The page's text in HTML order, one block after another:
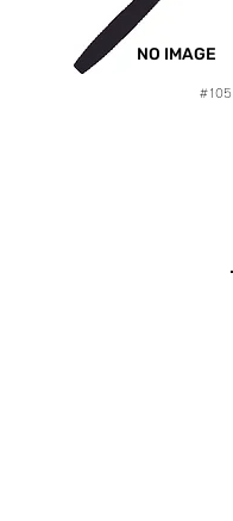
NO IMAGE
#105